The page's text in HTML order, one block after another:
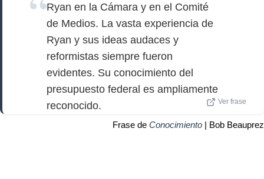
Ryan en la Cámara y en el Comité
de Medios. La vasta experiencia de
Ryan y sus ideas audaces y
reformistas siempre fueron
evidentes. Su conocimiento del
presupuesto federal es ampliamente
reconocido.
Ver frase
Frase de Conocimiento | Bob Beauprez